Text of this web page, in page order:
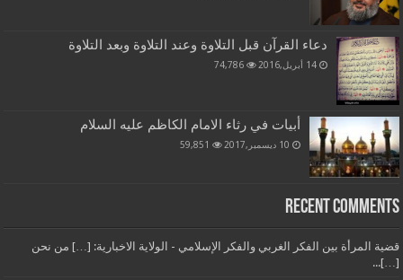
دعاء القرآن قبل التلاوة وعند التلاوة وبعد التلاوة
14 أبريل,2016 74,786
أبيات في رثاء الامام الكاظم عليه السلام
10 ديسمبر,2017 59,851
Recent Comments
قضية المرأة بين الفكر الغربي والفكر الإسلامي - الولاية الاخبارية: […] من نحن
[…]...